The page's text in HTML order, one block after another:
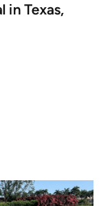
in Texas,